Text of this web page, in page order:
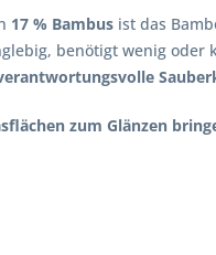
17 % Bambus ist das
benötigt wenig oder
zum Glänzen